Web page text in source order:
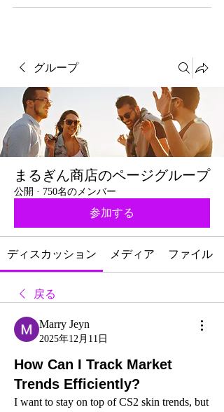
グループ
まるぎん商店のページグループ
公開 · 750名のメンバー
参加する
ディスカッション メディア ファイル
戻る
Marry Jeyn
2025年12月11日
How Can I Track Market
Trends Efficiently?
I want to stay on top of CS2 skin trends, but